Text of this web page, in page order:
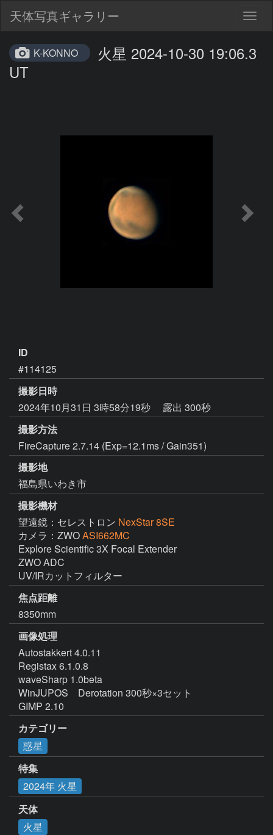
天体写真ギャラリー
K-KONNO
火星 2024-10-30 19:06.3
UT
ID
#114125
撮影日時
2024年10月31日 3時58分19秒
露出 300秒
撮影方法
FireCapture 2.7.14 (Exp=12.1ms / Gain351)
撮影地
福島県いわき市
撮影機材
望遠鏡：セレストロン NexStar 8SE
カメラ：ZWOASI662MC
Explore Scientific 3X Focal Extender
ZWO ADC
UV/IRカットフィルター
焦点距離
8350mm
画像処理
Autostakkert 4.0.11
Registax 6.1.0.8
waveSharp 1.0beta
WinJUPOS　Derotation 300秒×3セット
GIMP 2.10
カテゴリー
惑星
特集
2024年 火星
天体
火星